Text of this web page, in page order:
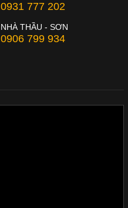
0931 777 202
NHÀ THẦU - SƠN
0906 799 934